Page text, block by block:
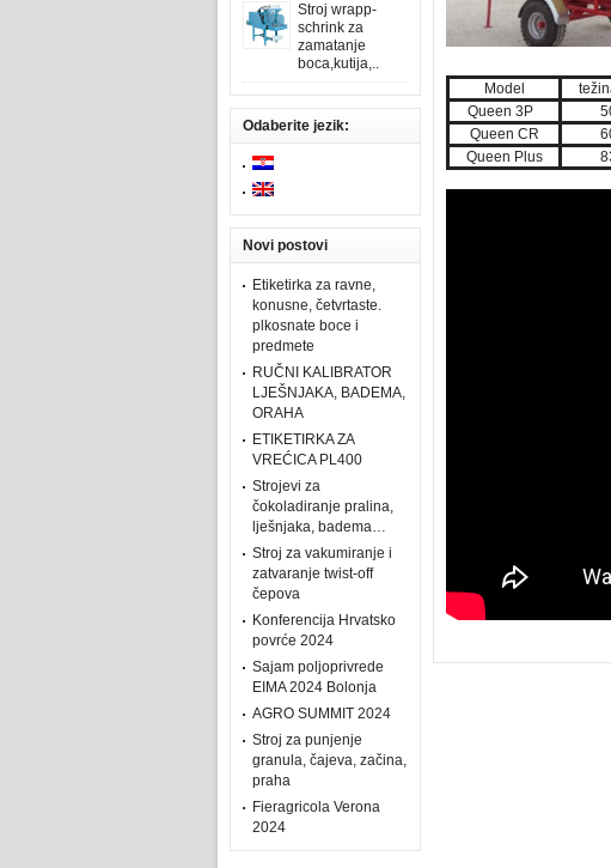
Stroj wrapp-
schrink za
zamatanje
boca,kutija,..
Odaberite jezik:
Novi postovi
Etiketirka za ravne,
konusne, četvrtaste.
plkosnate boce i
predmete
RUČNI KALIBRATOR
LJEŠNJAKA, BADEMA,
ORAHA
ETIKETIRKA ZA
VREĆICA PL400
Strojevi za
čokoladiranje pralina,
lješnjaka, badema…
Stroj za vakumiranje i
zatvaranje twist-off
čepova
Konferencija Hrvatsko
povrće 2024
Sajam poljoprivrede
EIMA 2024 Bolonja
AGRO SUMMIT 2024
Stroj za punjenje
granula, čajeva, začina,
praha
Fieragricola Verona
2024
Model
Queen 3P
Queen CR
Queen Plus